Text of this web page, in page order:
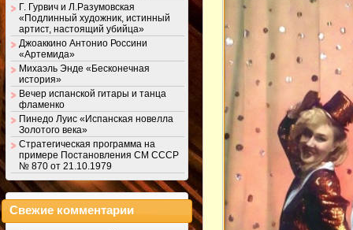
Г. Гурвич и Л.Разумовская
«Подлинный художник, истинный
артист, настоящий убийца»
Джоаккино Антонио Россини
«Артемида»
Михаэль Энде «Бесконечная
история»
Вечер испанской гитары и танца
фламенко
Пинедо Луис «Испанская новелла
Золотого века»
Стратегическая программа на
примере Постановления СМ СССР
№ 870 от 21.10.1979
Свежие комментарии